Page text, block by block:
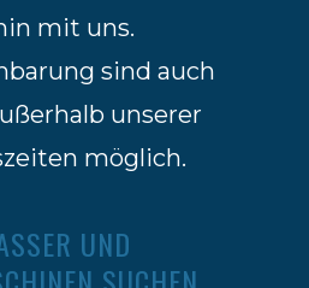
mit uns.
sind auch
unserer
möglich.
UND